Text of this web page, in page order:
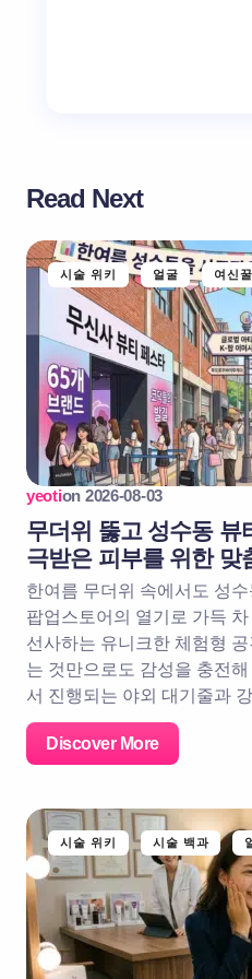
Read Next
시술 위키 얼굴 여신
yeotion 2026-08-03
무더위 뚫고 성수동 뷰
극받은 피부를 위한 맞
한여름 무더위 속에서도 성
팝업스토어의 열기로 가득
선사하는 유니크한 체험형
는 것만으로도 감성을 충전
서 진행되는 야외 대기줄과
Discover More
시술 위키 시술 백과